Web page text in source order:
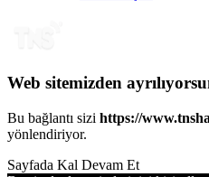
Web sitemizden
Bu bağlantı sizi https://
yönlendiriyor.
Sayfada Kal Devam Et